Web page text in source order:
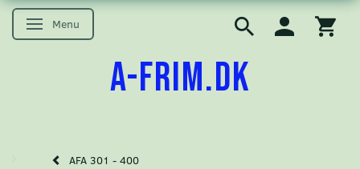
Skifte navigation
Menu
A-FRIM.DK
AFA 301 - 400